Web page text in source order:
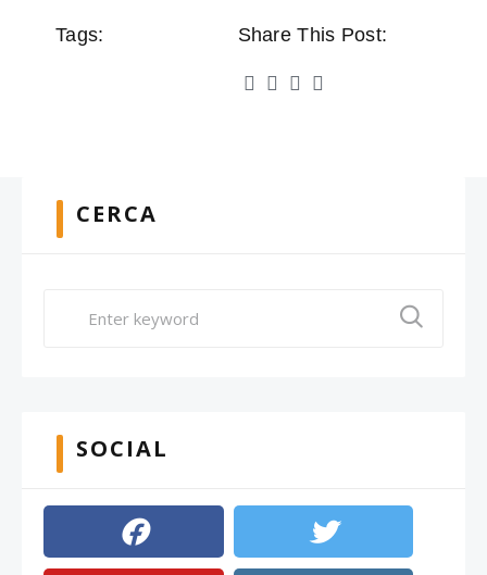
Tags: Share This Post:
CERCA
SOCIAL